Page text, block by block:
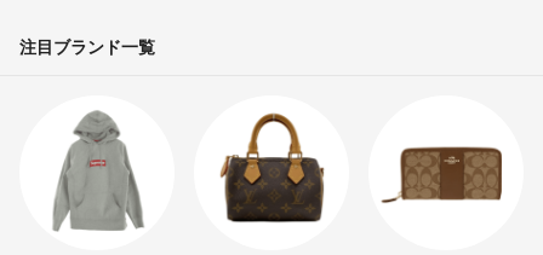
注目ブランド一覧